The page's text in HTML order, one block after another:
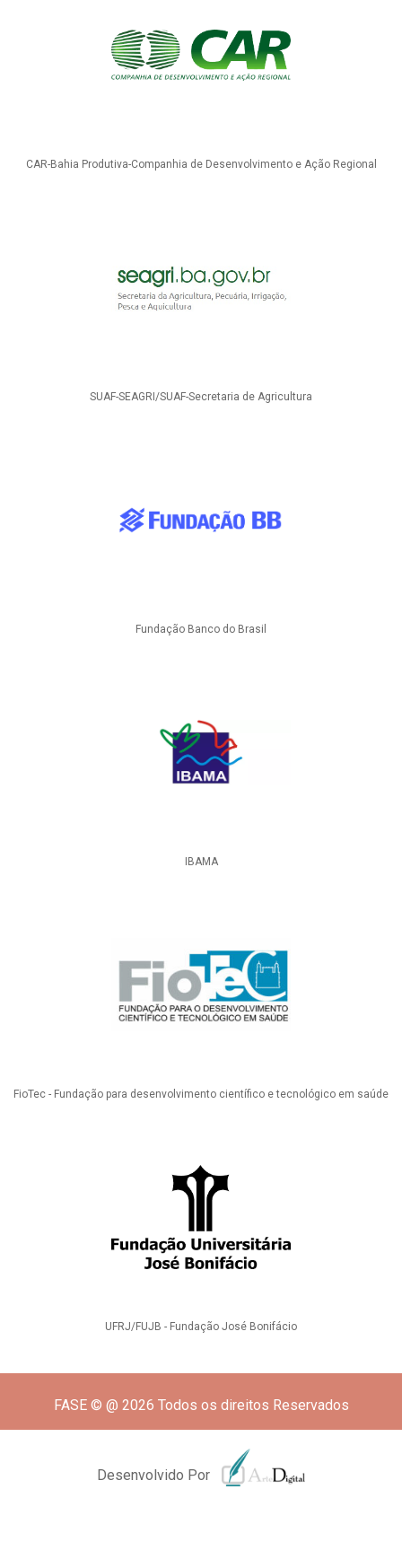
CAR-Bahia Produtiva-Companhia de Desenvolvimento e Ação Regional
SUAF-SEAGRI/SUAF-Secretaria de Agricultura
Fundação Banco do Brasil
IBAMA
FioTec - Fundação para desenvolvimento científico e tecnológico em saúde
UFRJ/FUJB - Fundação José Bonifácio
FASE © @ 2026 Todos os direitos Reservados
Desenvolvido Por